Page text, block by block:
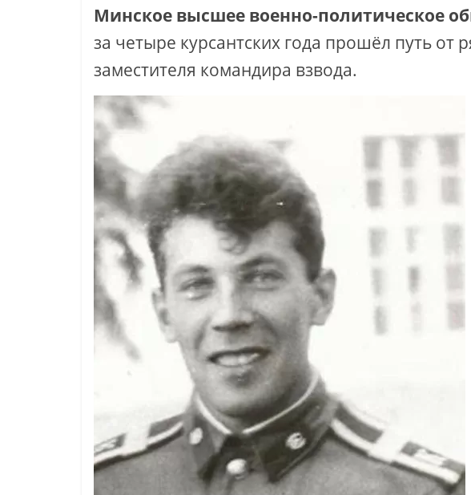
Минское высшее военно-политическое
за четыре курсантских года прошёл путь от
заместителя командира взвода.